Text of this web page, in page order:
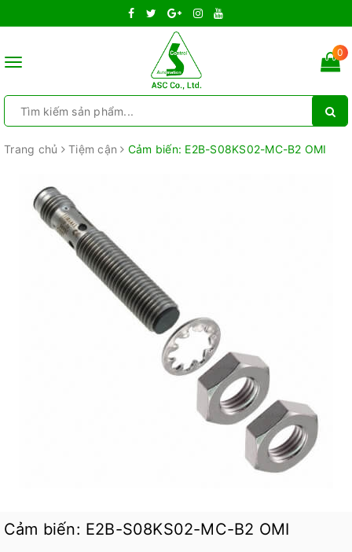
Toggle
0
Trang chủ Tiệm cận Cảm biến: E2B-S08KS02-MC-B2 OMI
Cảm biến: E2B-S08KS02-MC-B2 OMI